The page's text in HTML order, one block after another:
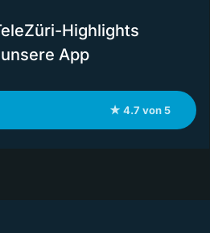
Highlights
App
★ 4.7 von 5